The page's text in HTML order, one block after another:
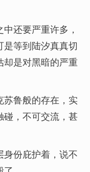
还要严重许多，
等到陆汐真真切
是对黑暗的严重
苏鲁般的存在，实
碰，不可交流，甚
份庇护着，说不